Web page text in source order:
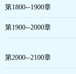
第1800--1900章
第1900--2000章
第2000--2100章